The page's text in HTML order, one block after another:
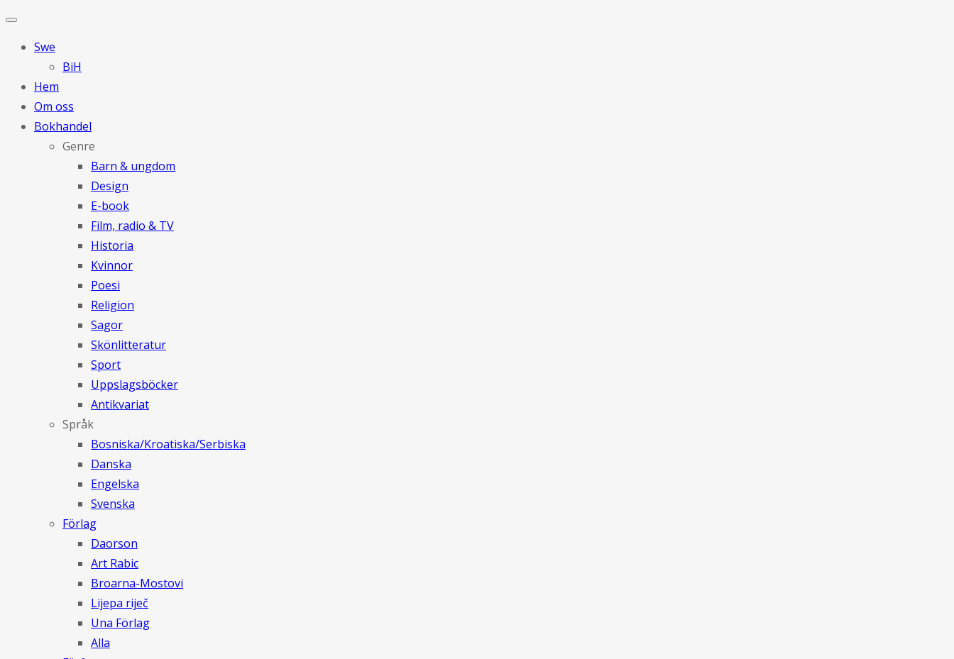
Swe
BiH
Hem
Om oss
Bokhandel
Genre
Barn & ungdom
Design
E-book
Film, radio & TV
Historia
Kvinnor
Poesi
Religion
Sagor
Skönlitteratur
Sport
Uppslagsböcker
Antikvariat
Språk
Bosniska/Kroatiska/Serbiska
Danska
Engelska
Svenska
Förlag
Daorson
Art Rabic
Broarna-Mostovi
Lijepa riječ
Una Förlag
Alla